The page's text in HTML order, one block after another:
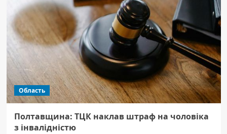
Область
Полтавщина: ТЦК наклав штраф на чоловіка
з інвалідністю